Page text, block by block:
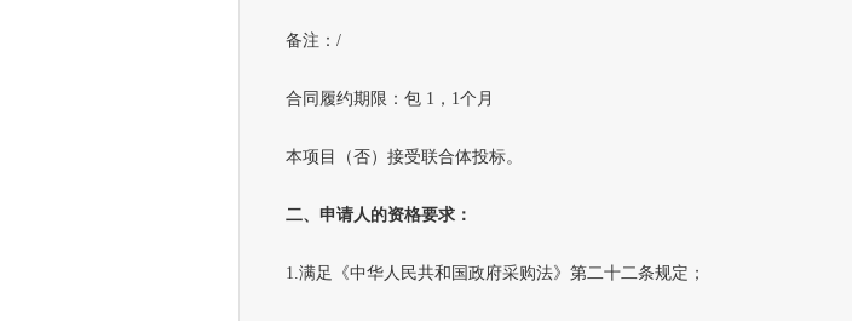
备注：/
合同履约期限：包 1，1个月
本项目（否）接受联合体投标。
二、申请人的资格要求：
1.满足《中华人民共和国政府采购法》第二十二条规定；